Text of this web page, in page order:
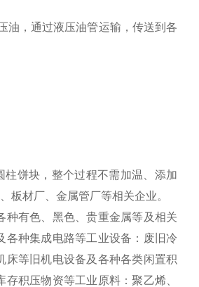
，通过液压油管运输，传送到各
饼块，整个过程不需加温、添加
板材厂、金属管厂等相关企业。
种有色、黑色、贵重金属等及相关
各种集成电路等工业设备：废旧冷
床等旧机电设备及各种各类闲置积
积压物资等工业原料：聚乙烯、